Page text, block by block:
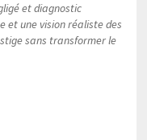
et diagnostic
et une vision réaliste des
sans transformer le